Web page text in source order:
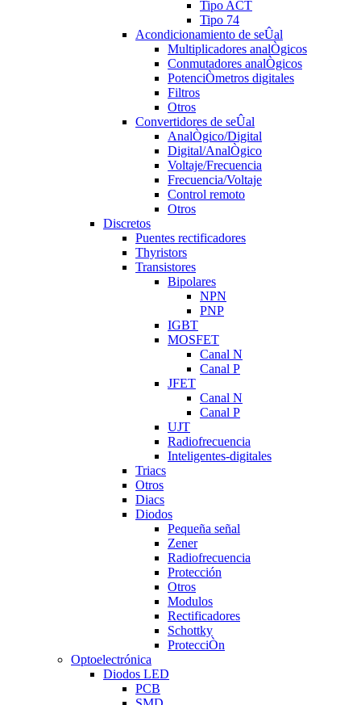
Tipo ACT
Tipo 74
Acondicionamiento de seÛal
Multiplicadores analÒgicos
Conmutadores analÒgicos
PotenciÒmetros digitales
Filtros
Otros
Convertidores de seÛal
AnalÒgico/Digital
Digital/AnalÒgico
Voltaje/Frecuencia
Frecuencia/Voltaje
Control remoto
Otros
Discretos
Puentes rectificadores
Thyristors
Transistores
Bipolares
NPN
PNP
IGBT
MOSFET
Canal N
Canal P
JFET
Canal N
Canal P
UJT
Radiofrecuencia
Inteligentes-digitales
Triacs
Otros
Diacs
Diodos
Pequeña señal
Zener
Radiofrecuencia
Protección
Otros
Modulos
Rectificadores
Schottky
ProtecciÒn
Optoelectrónica
Diodos LED
PCB